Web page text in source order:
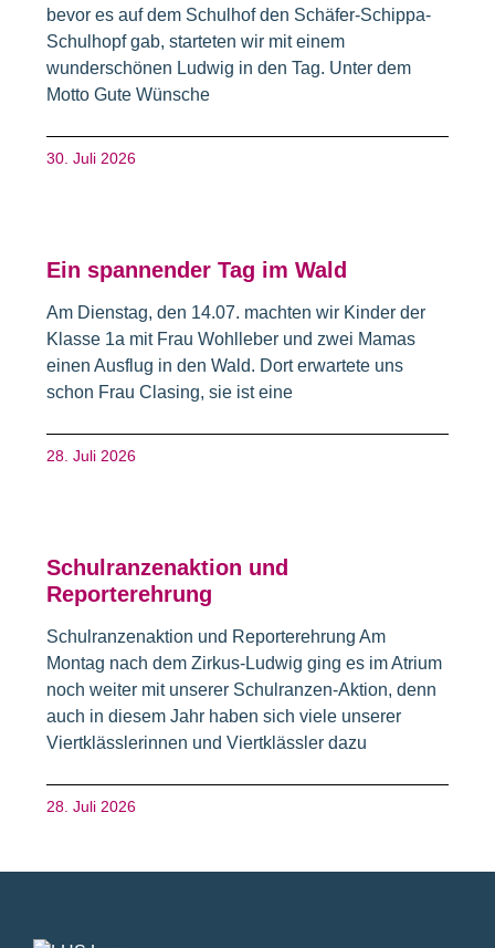
bevor es auf dem Schulhof den Schäfer-Schippa-
Schulhopf gab, starteten wir mit einem
wunderschönen Ludwig in den Tag. Unter dem
Motto Gute Wünsche
30. Juli 2026
Ein spannender Tag im Wald
Am Dienstag, den 14.07. machten wir Kinder der
Klasse 1a mit Frau Wohlleber und zwei Mamas
einen Ausflug in den Wald. Dort erwartete uns
schon Frau Clasing, sie ist eine
28. Juli 2026
Schulranzenaktion und
Reporterehrung
Schulranzenaktion und Reporterehrung Am
Montag nach dem Zirkus-Ludwig ging es im Atrium
noch weiter mit unserer Schulranzen-Aktion, denn
auch in diesem Jahr haben sich viele unserer
Viertklässlerinnen und Viertklässler dazu
28. Juli 2026
Fusszeile